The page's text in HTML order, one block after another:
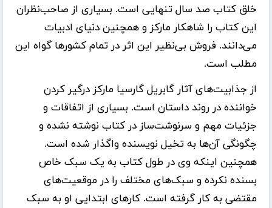
خلق کتاب صد سال تنهایی است. بسیاری از صاحب‌نظران
این کتاب را شاهکار مارکز و همچنین دنیای ادبیات
می‌دانند. فروش بی‌نظیر این اثر در تمام کشورها گواه این
مطلب است.
از جذابیت‌های آثار گابریل گارسیا مارکز درگیر کردن
خواننده در روند داستان است. بسیاری از اتفاقات و
جزئیات مهم و سرنوشت‌ساز در کتاب نوشته نشده و
چگونگی آن‌ها به تخیل نویسنده واگذار شده است.
همچنین اینکه وی در طول کتاب به یک سبک خاص
بسنده نکرده و سبک‌های مختلف را در موقعیت‌های
مقتضی به کار گرفته است. کارهای ابتدایی او به سبک